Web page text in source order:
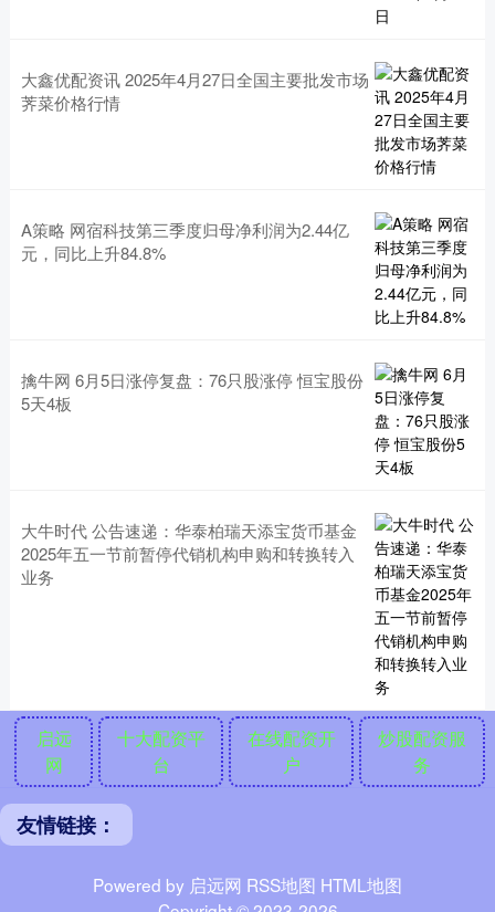
大鑫优配资讯 2025年4月27日全国主要批发市场
荠菜价格行情
A策略 网宿科技第三季度归母净利润为2.44亿
元，同比上升84.8%
擒牛网 6月5日涨停复盘：76只股涨停 恒宝股份
5天4板
大牛时代 公告速递：华泰柏瑞天添宝货币基金
2025年五一节前暂停代销机构申购和转换转入
业务
启远
网
十大配资平
台
在线配资开
户
炒股配资服
务
友情链接：
Powered by 启远网 RSS地图 HTML地图